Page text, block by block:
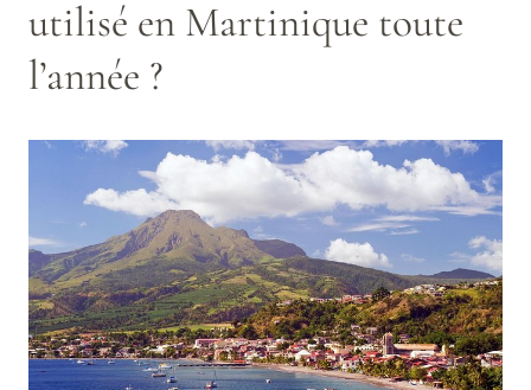
utilisé en Martinique toute
l’année ?